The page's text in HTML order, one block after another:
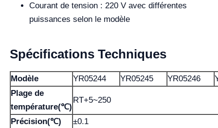
Courant de tension : 220 V avec différentes
puissances selon le modèle
Spécifications Techniques
Modèle YR05244 YR05245 YR05246
Plage de
température(℃)
RT+5~250
Précision(℃)
±0.1